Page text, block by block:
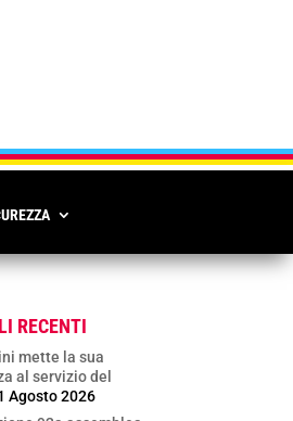
RECENTI
mette la sua
al servizio del
Agosto 2026